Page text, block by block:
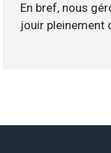
En bref, nous
jouir pleinement